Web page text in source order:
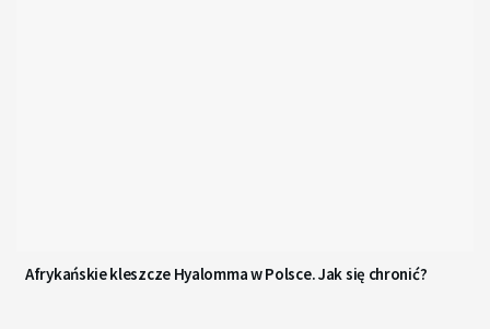
Afrykańskie kleszcze Hyalomma w Polsce. Jak się chronić?